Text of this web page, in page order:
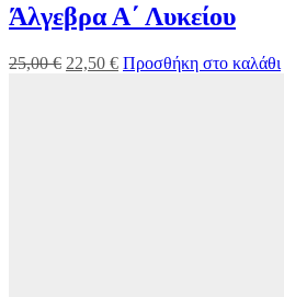
Άλγεβρα Α΄ Λυκείου
25,00€ 22,50 € Προσθήκη στο καλάθι